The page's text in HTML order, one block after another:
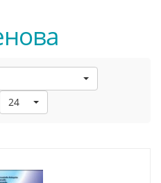
24